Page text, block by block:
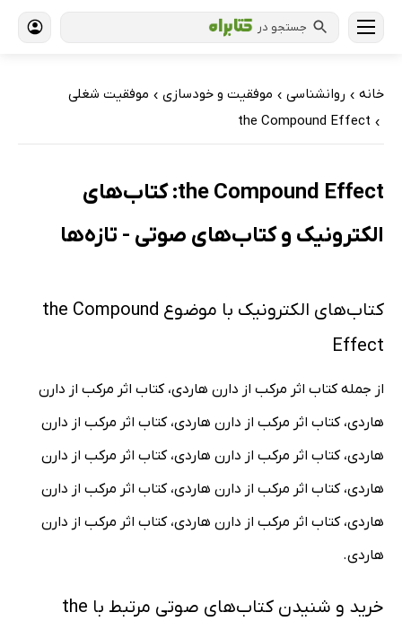
جستجو در
خانه › روانشناسی › موفقیت و خودسازی › موفقیت شغلی
›
the Compound Effect
the Compound Effect: کتاب‌های
الکترونیک و کتاب‌های صوتی - تازه‌ها
کتاب‌های الکترونیک با موضوع the Compound
Effect
از جمله کتاب اثر مرکب از دارن هاردی، کتاب اثر مرکب از دارن
هاردی، کتاب اثر مرکب از دارن هاردی، کتاب اثر مرکب از دارن
هاردی، کتاب اثر مرکب از دارن هاردی، کتاب اثر مرکب از دارن
هاردی، کتاب اثر مرکب از دارن هاردی، کتاب اثر مرکب از دارن
هاردی، کتاب اثر مرکب از دارن هاردی، کتاب اثر مرکب از دارن
هاردی.
خرید و شنیدن کتاب‌های صوتی مرتبط با the